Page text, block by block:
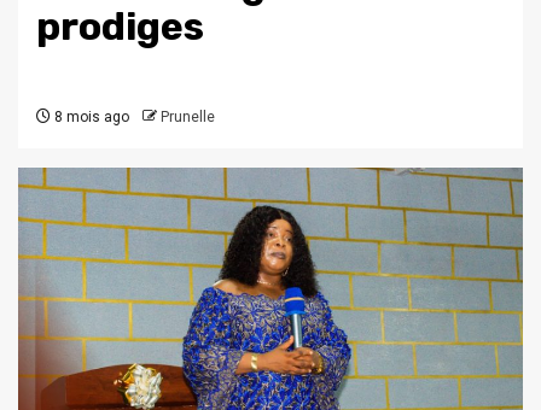
prodiges
8 mois ago Prunelle